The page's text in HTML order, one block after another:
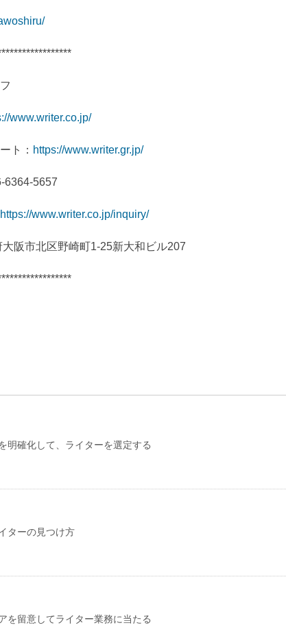
www.writer.co.jp/
ト： https://www.writer.gr.jp/
6364-5657
https://www.writer.co.jp/inquiry/
阪市北区野崎町1-25新大和ビル207
明確化して、ライターを選定する
ターの見つけ方
を留意してライター業務に当たる